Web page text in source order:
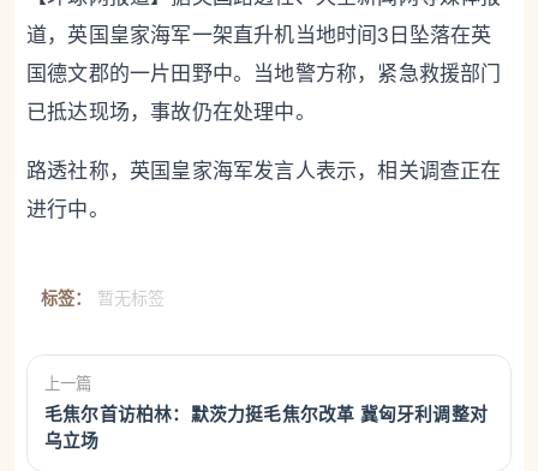
道，英国皇家海军一架直升机当地时间3日坠落在英
国德文郡的一片田野中。当地警方称，紧急救援部门
已抵达现场，事故仍在处理中。
路透社称，英国皇家海军发言人表示，相关调查正在
进行中。
标签： 暂无标签
上一篇
毛焦尔首访柏林：默茨力挺毛焦尔改革 冀匈牙利调整对
乌立场